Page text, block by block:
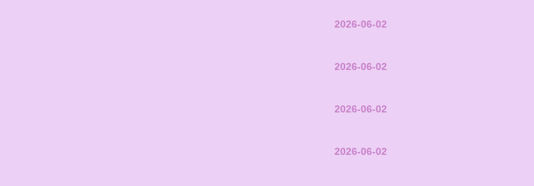
2026-06-02
2026-06-02
2026-06-02
2026-06-02